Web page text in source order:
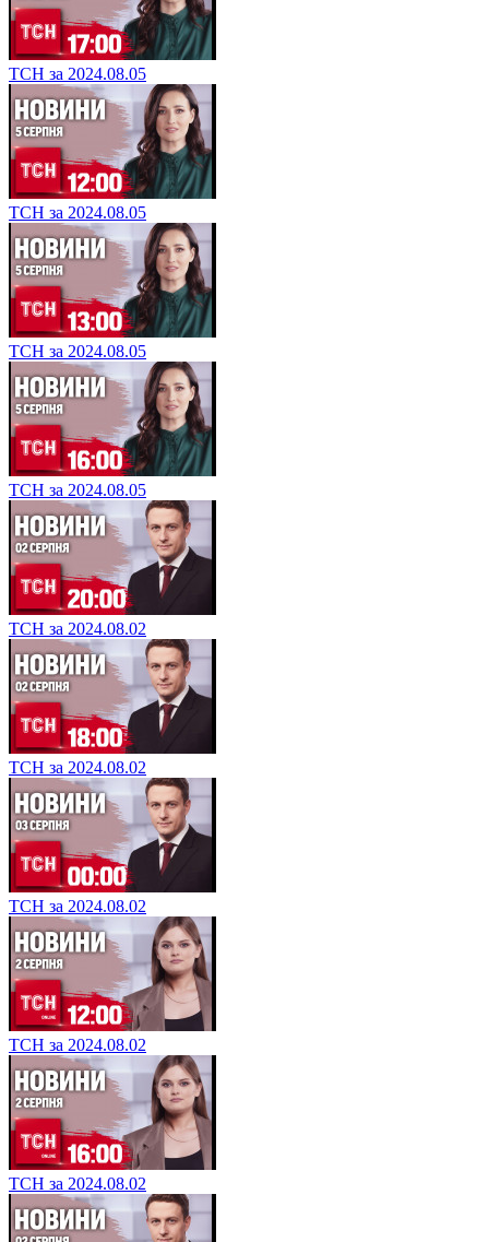
ТСН за 2024.08.05
ТСН за 2024.08.05
ТСН за 2024.08.05
ТСН за 2024.08.05
ТСН за 2024.08.02
ТСН за 2024.08.02
ТСН за 2024.08.02
ТСН за 2024.08.02
ТСН за 2024.08.02